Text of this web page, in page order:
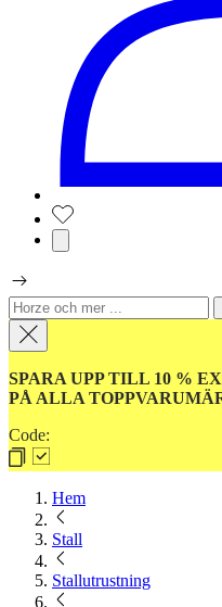
SPARA UPP TILL 10 %
PÅ ALLA
Code:
Hem
Stall
Stallutrustning